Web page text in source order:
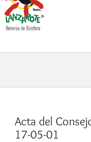
Acta del
17-05-01